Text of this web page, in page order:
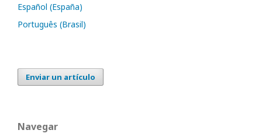
Español (España)
Português (Brasil)
Enviar un artículo
Navegar